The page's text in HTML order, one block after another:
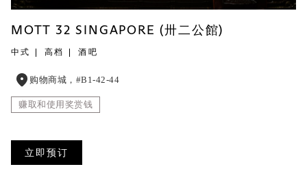
MOTT 32 SINGAPORE (卅二公館)
中式 高档 酒吧
购物商城，#B1-42-44
赚取和使用奖赏钱
立即预订